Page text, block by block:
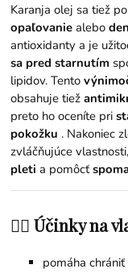
Karanja olej sa tiež
opaľovanie alebo
antioxidanty a je
sa pred starnutím
lipidov. Tento
obsahuje tiež
preto ho oceníte pri
pokožku . Nakoniec
zvláčňujúce
pleti a pomôcť
💇‍♀️ Účinky na
pomáha